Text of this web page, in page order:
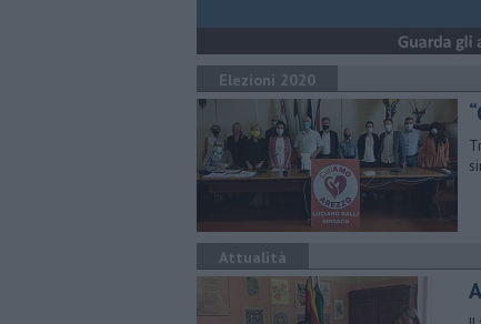
Elezioni 2020
Attualità